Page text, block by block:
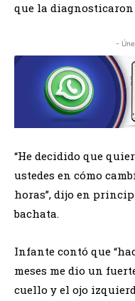
que la
-
“He decidido que
ustedes en cómo
horas”, dijo en
bachata.
Infante contó que
meses me dio un
cuello y el ojo